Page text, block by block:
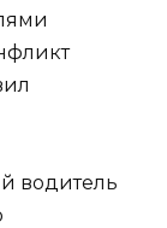
водитель